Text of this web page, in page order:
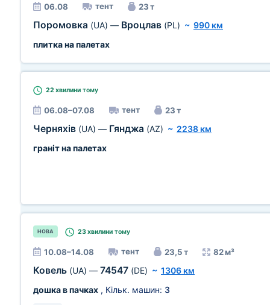
06.08 тент 23 т
Поромовка (UA) — Вроцлав (PL) ~ 990 км
плитка на палетах
22 хвилини тому
06.08–07.08 тент 23 т
Черняхів (UA) — Гянджа (AZ) ~ 2238 км
граніт на палетах
НОВА 23 хвилини тому
10.08–14.08 тент 23,5 т 82 м³
Ковель (UA) — 74547 (DE) ~ 1306 км
дошка в пачках , Кільк. машин: 3